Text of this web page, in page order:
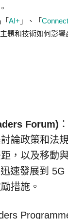
AI+ 」、「
題和技術如何影
Forum) ：
論政策和法
，以及移動
速發展到 5G
措施。